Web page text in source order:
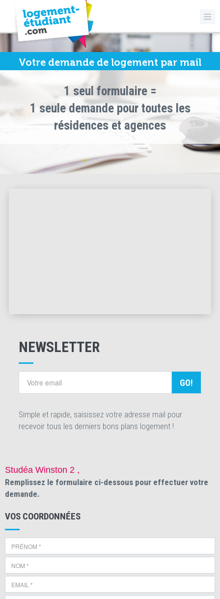
Votre demande de logement par mail
1 seul formulaire =
1 seule demande pour toutes les
résidences et agences
NEWSLETTER
GO!
Simple et rapide, saisissez votre adresse mail pour
recevoir tous les derniers bons plans logement !
Studéa Winston 2 ,
Remplissez le formulaire ci-dessous pour effectuer votre
demande.
VOS COORDONNÉES